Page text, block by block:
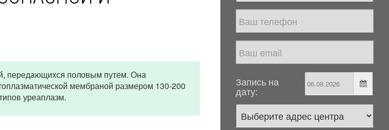
передающихся половым путем. Она
мембраной размером 130-200
уреаплазм.
Запись на
дату: